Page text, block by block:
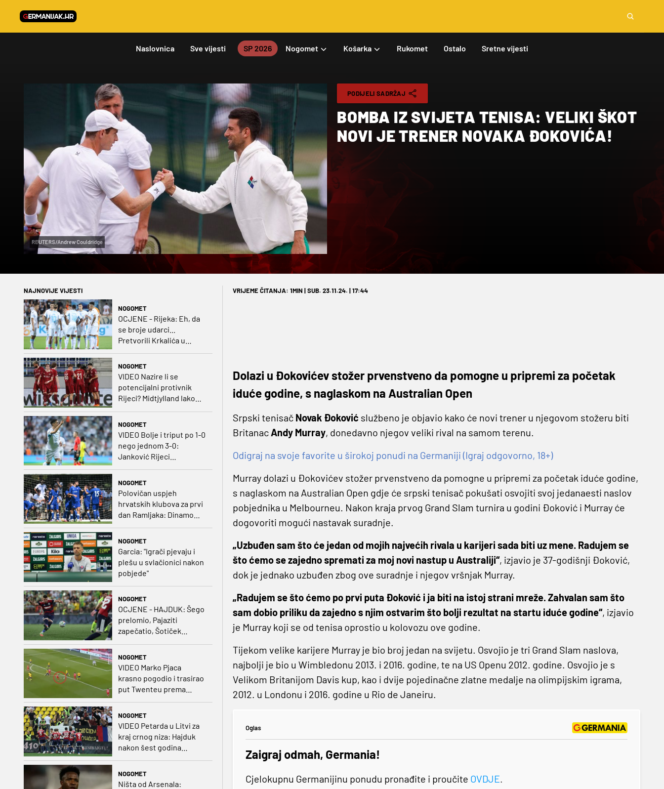
Naslovnica Sve vijesti SP 2026 Nogomet Košarka Rukomet Ostalo Sretne vijesti
REUTERS/Andrew Couldridge
PODIJELI SADRŽAJ
BOMBA IZ SVIJETA TENISA: VELIKI ŠKOT
NOVI JE TRENER NOVAKA ĐOKOVIĆA!
NAJNOVIJE VIJESTI
NOGOMET
OCJENE - Rijeka: Eh, da
se broje udarci...
Pretvorili Krkalića u
NOGOMET
VIDEO Nazire li se
potencijalni protivnik
Rijeci? Midtjylland lako
NOGOMET
VIDEO Bolje i triput po 1-0
nego jednom 3-0:
Janković Rijeci
projektilom donio slavlje
protivnika
NOGOMET
Polovičan uspjeh
hrvatskih klubova za prvi
dan Ramljaka: Dinamo
poražen od Juventusa,
NOGOMET
Garcia: "Igrači pjevaju i
plešu u svlačionici nakon
pobjede"
NOGOMET
OCJENE - HAJDUK: Šego
prelomio, Pajaziti
zapečatio, Šotiček
NOGOMET
VIDEO Marko Pjaca
krasno pogodio i trasirao
put Twenteu prema
važnoj pobjedi
NOGOMET
VIDEO Petarda u Litvi za
kraj crnog niza: Hajduk
nakon šest godina
NOGOMET
Ništa od Arsenala:
VRIJEME ČITANJA: 1MIN | SUB. 23.11.24. | 17:44
Dolazi u Đokovićev stožer prvenstveno da pomogne u pripremi za početak
iduće godine, s naglaskom na Australian Open
Srpski tenisač Novak Đoković službeno je objavio kako će novi trener u njegovom stožeru biti
Britanac Andy Murray, donedavno njegov veliki rival na samom terenu.
Odigraj na svoje favorite u širokoj ponudi na Germaniji (Igraj odgovorno, 18+)
Murray dolazi u Đokovićev stožer prvenstveno da pomogne u pripremi za početak iduće godine,
s naglaskom na Australian Open gdje će srpski tenisač pokušati osvojiti svoj jedanaesti naslov
pobjednika u Melbourneu. Nakon kraja prvog Grand Slam turnira u godini Đoković i Murray će
dogovoriti mogući nastavak suradnje.
„Uzbuđen sam što će jedan od mojih najvećih rivala u karijeri sada biti uz mene. Radujem se
što ćemo se zajedno spremati za moj novi nastup u Australiji“, izjavio je 37-godišnji Đoković,
dok je jednako uzbuđen zbog ove suradnje i njegov vršnjak Murray.
„Radujem se što ćemo po prvi puta Đoković i ja biti na istoj strani mreže. Zahvalan sam što
sam dobio priliku da zajedno s njim ostvarim što bolji rezultat na startu iduće godine“, izjavio
je Murray koji se od tenisa oprostio u kolovozu ove godine.
Tijekom velike karijere Murray je bio broj jedan na svijetu. Osvojio je tri Grand Slam naslova,
najbolji je bio u Wimbledonu 2013. i 2016. godine, te na US Openu 2012. godine. Osvojio je s
Velikom Britanijom Davis kup, kao i dvije pojedinačne zlatne medalje na olimpijskim igrama,
2012. u Londonu i 2016. godine u Rio de Janeiru.
Oglas
Zaigraj odmah, Germania!
Cjelokupnu Germanijinu ponudu pronađite i proučite OVDJE.